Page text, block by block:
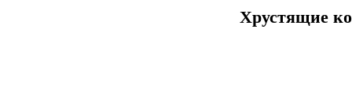
Хрустящие